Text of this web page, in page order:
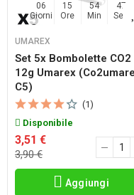
06
Giorni
15
Ore
54
Min
46
Sec
UMAREX
Set 5x Bombolette CO2
12g Umarex
C5)
(1)
Disponibile
3,51 €
3,90 €
Aggiungi